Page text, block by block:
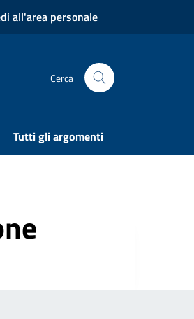
all'area personale
Cerca Cerca nel sito
Tutti gli argomenti